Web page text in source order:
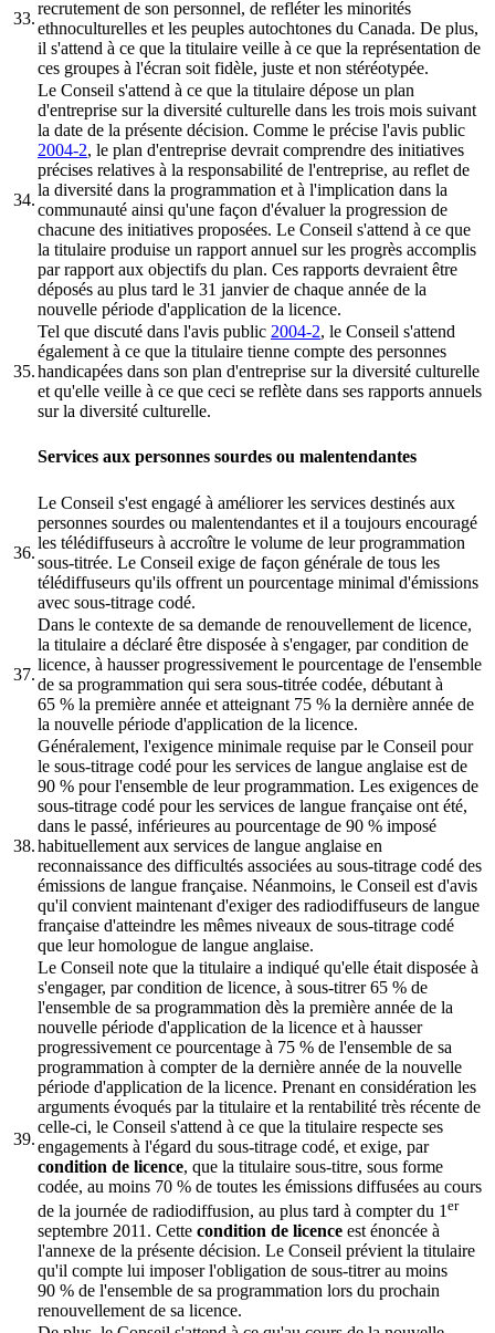
33.
recrutement de son personnel, de refléter les minorités
ethnoculturelles et les peuples autochtones du Canada. De plus,
il s'attend à ce que la titulaire veille à ce que la représentation de
ces groupes à l'écran soit fidèle, juste et non stéréotypée.
34.
Le Conseil s'attend à ce que la titulaire dépose un plan
d'entreprise sur la diversité culturelle dans les trois mois suivant
la date de la présente décision. Comme le précise l'avis public
2004-2, le plan d'entreprise devrait comprendre des initiatives
précises relatives à la responsabilité de l'entreprise, au reflet de
la diversité dans la programmation et à l'implication dans la
communauté ainsi qu'une façon d'évaluer la progression de
chacune des initiatives proposées. Le Conseil s'attend à ce que
la titulaire produise un rapport annuel sur les progrès accomplis
par rapport aux objectifs du plan. Ces rapports devraient être
déposés au plus tard le 31 janvier de chaque année de la
nouvelle période d'application de la licence.
35.
Tel que discuté dans l'avis public 2004-2, le Conseil s'attend
également à ce que la titulaire tienne compte des personnes
handicapées dans son plan d'entreprise sur la diversité culturelle
et qu'elle veille à ce que ceci se reflète dans ses rapports annuels
sur la diversité culturelle.
Services aux personnes sourdes ou malentendantes
36.
Le Conseil s'est engagé à améliorer les services destinés aux
personnes sourdes ou malentendantes et il a toujours encouragé
les télédiffuseurs à accroître le volume de leur programmation
sous-titrée. Le Conseil exige de façon générale de tous les
télédiffuseurs qu'ils offrent un pourcentage minimal d'émissions
avec sous-titrage codé.
37.
Dans le contexte de sa demande de renouvellement de licence,
la titulaire a déclaré être disposée à s'engager, par condition de
licence, à hausser progressivement le pourcentage de l'ensemble
de sa programmation qui sera sous-titrée codée, débutant à
65 % la première année et atteignant 75 % la dernière année de
la nouvelle période d'application de la licence.
38.
Généralement, l'exigence minimale requise par le Conseil pour
le sous-titrage codé pour les services de langue anglaise est de
90 % pour l'ensemble de leur programmation. Les exigences de
sous-titrage codé pour les services de langue française ont été,
dans le passé, inférieures au pourcentage de 90 % imposé
habituellement aux services de langue anglaise en
reconnaissance des difficultés associées au sous-titrage codé des
émissions de langue française. Néanmoins, le Conseil est d'avis
qu'il convient maintenant d'exiger des radiodiffuseurs de langue
française d'atteindre les mêmes niveaux de sous-titrage codé
que leur homologue de langue anglaise.
39.
Le Conseil note que la titulaire a indiqué qu'elle était disposée à
s'engager, par condition de licence, à sous-titrer 65 % de
l'ensemble de sa programmation dès la première année de la
nouvelle période d'application de la licence et à hausser
progressivement ce pourcentage à 75 % de l'ensemble de sa
programmation à compter de la dernière année de la nouvelle
période d'application de la licence. Prenant en considération les
arguments évoqués par la titulaire et la rentabilité très récente de
celle-ci, le Conseil s'attend à ce que la titulaire respecte ses
engagements à l'égard du sous-titrage codé, et exige, par
condition de licence, que la titulaire sous-titre, sous forme
codée, au moins 70 % de toutes les émissions diffusées au cours
de la journée de radiodiffusion, au plus tard à compter du 1 er
septembre 2011. Cette condition de licence est énoncée à
l'annexe de la présente décision. Le Conseil prévient la titulaire
qu'il compte lui imposer l'obligation de sous-titrer au moins
90 % de l'ensemble de sa programmation lors du prochain
renouvellement de sa licence.